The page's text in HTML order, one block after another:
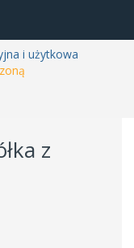
i użytkowa
z